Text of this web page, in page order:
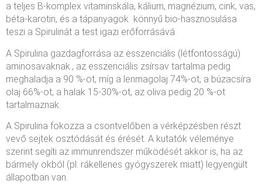
a teljes B-komplex vitaminskála, kálium, magnézium, cink, vas,
béta-karotin, és a tápanyagok könnyű bio-hasznosulása
teszi a Spirulinát a test igazi erőforrásává.
A Spirulina gazdagforrása az esszenciális (létfontosságú)
aminosavaknak., az esszenciális zsírsav tartalma pedig
meghaladja a 90 %-ot, míg a lenmagolaj 74%-ot, a búzacsíra
olaj 66%-ot, a halak 15-30%-ot, az oliva pedig 20 %-ot
tartalmaznak.
A Spirulina fokozza a csontvelőben a vérképzésben részt
vevő sejtek osztódását és érését. A kutatók véleménye
szerint segíti az immunrendszer működését akkor is, ha az
bármely okból (pl. rákellenes gyógyszerek miatt) legyengült
állapotban van.